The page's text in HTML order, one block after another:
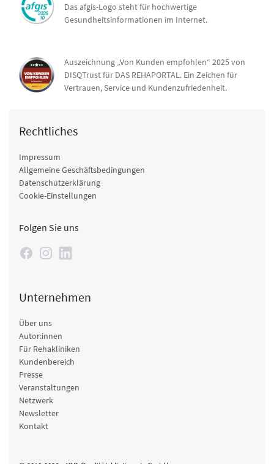
Physikalische Therapie
Lokale Kälte- und Wärmetherapie, Elektrotherapie,
Lymphdrainage
Ernährung
Ernährungsberatung und - Schulungen; Lehrküche,
Das afgis-Logo steht für hochwertige
Gesundheitsinformationen im Internet.
Auszeichnung „Von Kunden empfohlen“ 2025 von
DISQTrust für DAS REHAPORTAL. Ein Zeichen für
Vertrauen, Service und Kundenzufriedenheit.
Rechtliches
Impressum
Allgemeine Geschäftsbedingungen
Datenschutzerklärung
Cookie-Einstellungen
Folgen Sie uns
Unternehmen
Über uns
Autor:innen
Für Rehakliniken
Kundenbereich
Presse
Veranstaltungen
Netzwerk
Newsletter
Kontakt